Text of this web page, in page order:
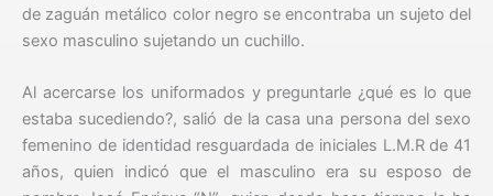
de zaguán metálico color negro se encontraba un sujeto del
sexo masculino sujetando un cuchillo.
Al acercarse los uniformados y preguntarle ¿qué es lo que
estaba sucediendo?, salió de la casa una persona del sexo
femenino de identidad resguardada de iniciales L.M.R de 41
años, quien indicó que el masculino era su esposo de